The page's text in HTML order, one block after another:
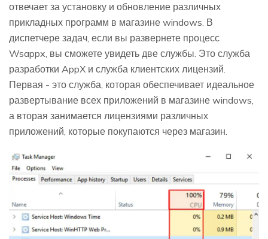
отвечает за установку и обновление различных
прикладных программ в магазине windows. В
диспетчере задач, если вы развернете процесс
Wsappx, вы сможете увидеть две службы. Это служба
разработки AppX и служба клиентских лицензий.
Первая - это служба, которая обеспечивает идеальное
развертывание всех приложений в магазине windows,
а вторая занимается лицензиями различных
приложений, которые покупаются через магазин.